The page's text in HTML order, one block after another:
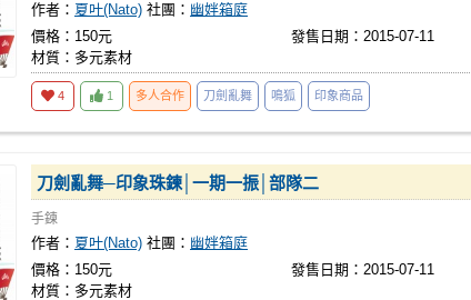
作者： 夏叶(Nato) 社團： 幽姅箱庭
價格：150元
發售日期：2015-07-11
材質：多元素材
4 1 多人合作 刀劍亂舞 鳴狐 印象商品
刀劍亂舞─印象珠鍊│一期一振│部隊二
手鍊
作者： 夏叶(Nato) 社團： 幽姅箱庭
價格：150元
發售日期：2015-07-11
材質：多元素材